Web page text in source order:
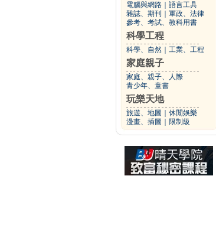
電腦與網路
語言工具
雜誌、期刊
軍政、法律
參考、考試、教科用書
科學工程
科學、自然 工業、工程
家庭親子
家庭、親子、人際
青少年、童書
玩樂天地
旅遊、地圖
休閒娛樂
漫畫、插圖
限制級